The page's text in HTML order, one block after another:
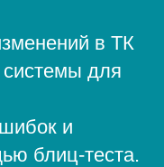
в ТК
для
и
блиц-теста.